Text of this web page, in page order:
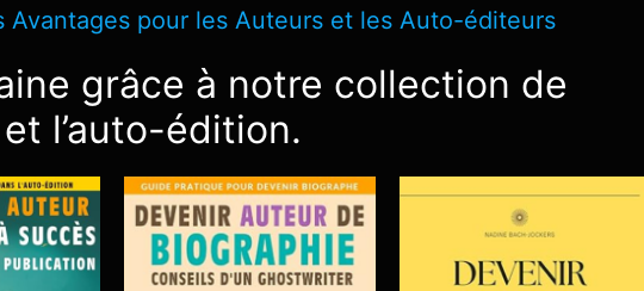
pour les Auteurs et les Auto-éditeurs
grâce à notre collection de
l’auto-édition.